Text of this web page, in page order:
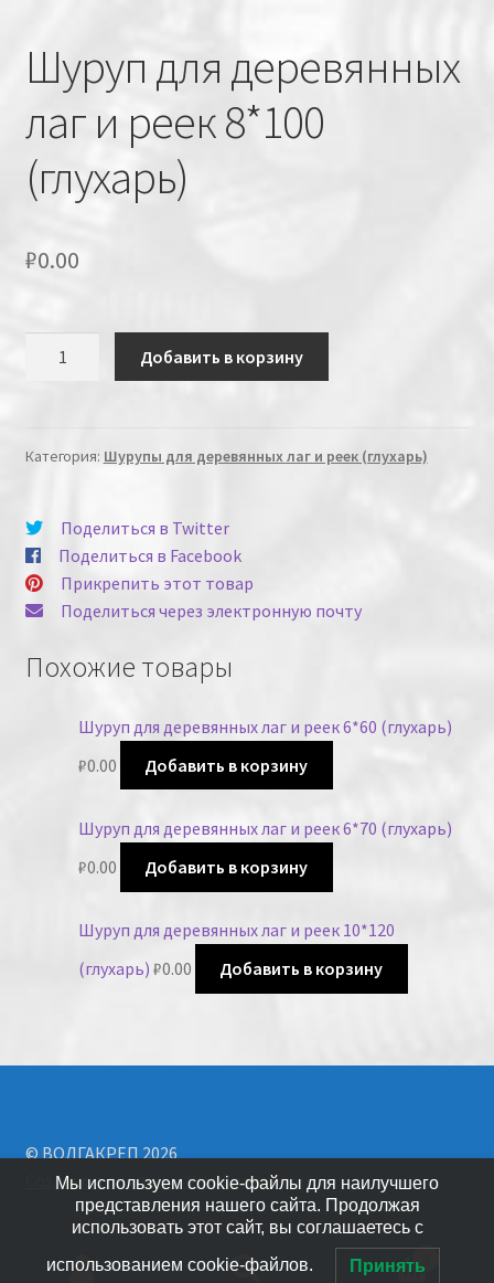
Шуруп для деревянных
лаг и реек 8*100
(глухарь)
₽0.00
Добавить в корзину
Категория: Шурупы для деревянных лаг и реек (глухарь)
Поделиться в Twitter
Поделиться в Facebook
Прикрепить этот товар
Поделиться через электронную почту
Похожие товары
Шуруп для деревянных лаг и реек 6*60 (глухарь)
₽0.00 Добавить в корзину
Шуруп для деревянных лаг и реек 6*70 (глухарь)
₽0.00 Добавить в корзину
Шуруп для деревянных лаг и реек 10*120
(глухарь) ₽0.00 Добавить в корзину
© ВОЛГАКРЕП 2026
Создано с помощью WooCommerce
Мы используем cookie-файлы для наилучшего
представления нашего сайта. Продолжая
использовать этот сайт, вы соглашаетесь с
использованием cookie-файлов. Принять